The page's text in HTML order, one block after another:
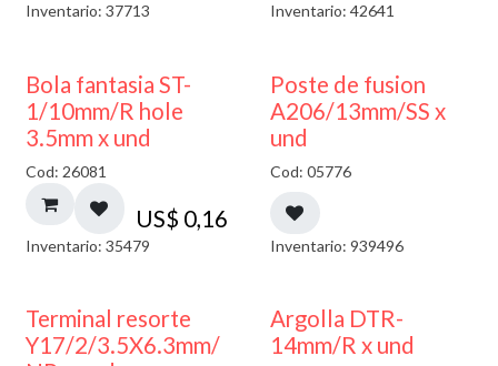
Inventario: 37713 Inventario: 42641
Bola fantasia ST-
1/10mm/R hole
3.5mm x und
Cod: 26081
US$ 0,16
Inventario: 35479
Poste de fusion
A206/13mm/SS x
und
Cod: 05776
Inventario: 939496
Terminal resorte
Y17/2/3.5X6.3mm/
Argolla DTR-
14mm/R x und